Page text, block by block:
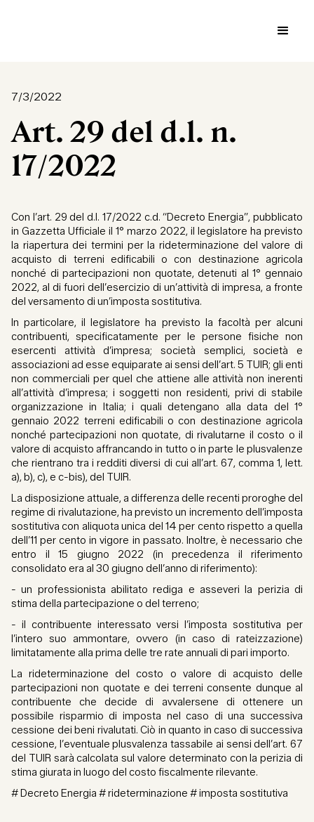
7/3/2022
Art. 29 del d.l. n.
17/2022
Con l’art. 29 del d.l. 17/2022 c.d. “Decreto Energia”, pubblicato
in Gazzetta Ufficiale il 1° marzo 2022, il legislatore ha previsto
la riapertura dei termini per la rideterminazione del valore di
acquisto di terreni edificabili o con destinazione agricola
nonché di partecipazioni non quotate, detenuti al 1° gennaio
2022, al di fuori dell’esercizio di un’attività di impresa, a fronte
del versamento di un’imposta sostitutiva.
In particolare, il legislatore ha previsto la facoltà per alcuni
contribuenti, specificatamente per le persone fisiche non
esercenti attività d’impresa; società semplici, società e
associazioni ad esse equiparate ai sensi dell’art. 5 TUIR; gli enti
non commerciali per quel che attiene alle attività non inerenti
all’attività d’impresa; i soggetti non residenti, privi di stabile
organizzazione in Italia; i quali detengano alla data del 1°
gennaio 2022 terreni edificabili o con destinazione agricola
nonché partecipazioni non quotate, di rivalutarne il costo o il
valore di acquisto affrancando in tutto o in parte le plusvalenze
che rientrano tra i redditi diversi di cui all’art. 67, comma 1, lett.
a), b), c), e c-bis), del TUIR.
La disposizione attuale, a differenza delle recenti proroghe del
regime di rivalutazione, ha previsto un incremento dell’imposta
sostitutiva con aliquota unica del 14 per cento rispetto a quella
dell’11 per cento in vigore in passato. Inoltre, è necessario che
entro il 15 giugno 2022 (in precedenza il riferimento
consolidato era al 30 giugno dell’anno di riferimento):
- un professionista abilitato rediga e asseveri la perizia di
stima della partecipazione o del terreno;
- il contribuente interessato versi l’imposta sostitutiva per
l’intero suo ammontare, ovvero (in caso di rateizzazione)
limitatamente alla prima delle tre rate annuali di pari importo.
La rideterminazione del costo o valore di acquisto delle
partecipazioni non quotate e dei terreni consente dunque al
contribuente che decide di avvalersene di ottenere un
possibile risparmio di imposta nel caso di una successiva
cessione dei beni rivalutati. Ciò in quanto in caso di successiva
cessione, l’eventuale plusvalenza tassabile ai sensi dell’art. 67
del TUIR sarà calcolata sul valore determinato con la perizia di
stima giurata in luogo del costo fiscalmente rilevante.
# Decreto Energia # rideterminazione # imposta sostitutiva